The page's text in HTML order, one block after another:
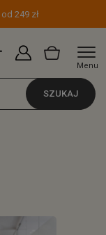
249 zł
Menu
SZUKAJ